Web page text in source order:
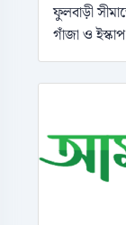
ফুলবাড়ী
গাঁজা ও